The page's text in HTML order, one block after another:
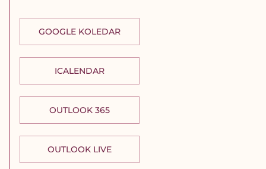
GOOGLE KOLEDAR
ICALENDAR
OUTLOOK 365
OUTLOOK LIVE